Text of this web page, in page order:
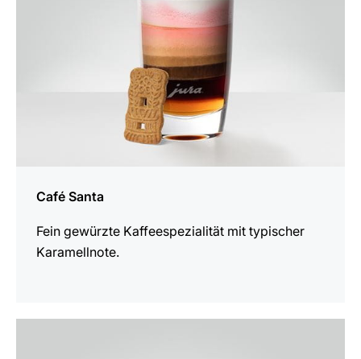
Café Santa
Fein gewürzte Kaffeespezialität mit typischer
Karamellnote.